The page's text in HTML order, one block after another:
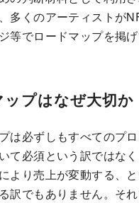
多くのアーティストが
等でロードマップを掲げ
ップはなぜ大切か
は必ずしもすべてのプ
て必須という訳ではな
より売上が変動する、
訳でもありません。そ